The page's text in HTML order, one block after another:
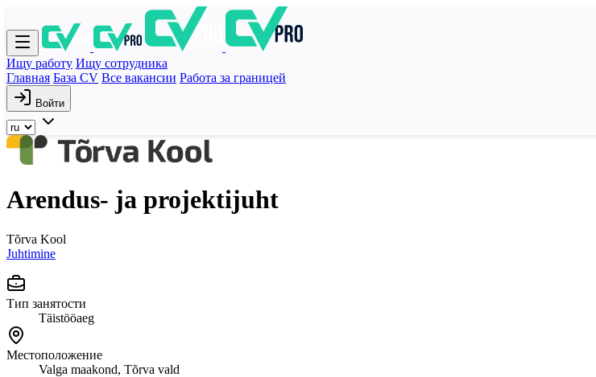
Ищу работу Ищу сотрудника
Главная База CV Все вакансии Работа за границей
Войти
Arendus- ja projektijuht
Tõrva Kool
Juhtimine
Тип занятости
Täistööaeg
Местоположение
Valga maakond, Tõrva vald